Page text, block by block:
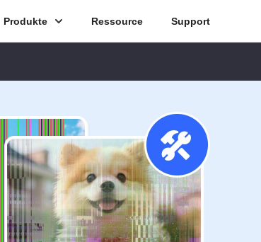
Produkte Ressource Support